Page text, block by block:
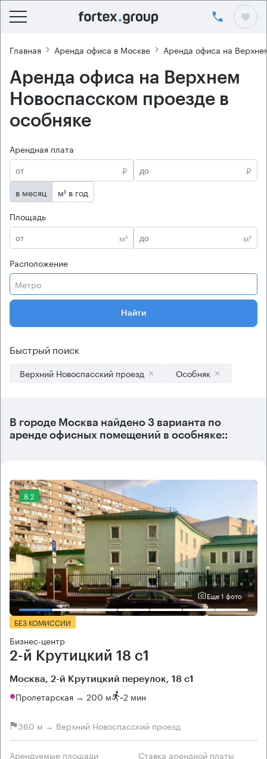
Главная Аренда офиса в Москве Аренда офиса на
Аренда офиса на Верхнем
Новоспасском проезде в
особняке
Арендная плата
₽
₽
в месяц
м² в год
Площадь
м²
м²
Расположение
Метро
Найти
Быстрый поиск
Верхний Новоспасский проезд Особняк
В городе Москва найдено 3 варианта по
аренде офисных помещений в особняке::
8.2
Еще 1 фото
БЕЗ КОМИССИИ
Бизнес-центр
2-й Крутицкий 18 с1
Москва, 2-й Крутицкий переулок, 18 с1
Пролетарская → 200 м ~2 мин
360 м → Верхний Новоспасский проезд
Арендуемые площади Ставка арендной платы